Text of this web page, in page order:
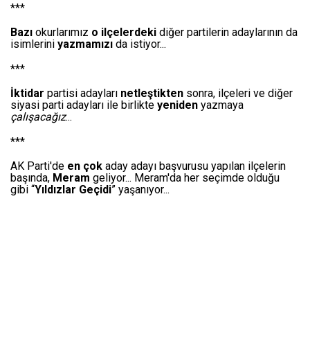
***
Bazı okurlarımız o ilçelerdeki diğer partilerin adaylarının da
isimlerini yazmamızı da istiyor...
***
İktidar partisi adayları netleştikten sonra, ilçeleri ve diğer
siyasi parti adayları ile birlikte yeniden yazmaya
çalışacağız...
***
AK Parti'de en çok aday adayı başvurusu yapılan ilçelerin
başında, Meram geliyor... Meram'da her seçimde olduğu
gibi “Yıldızlar Geçidi” yaşanıyor...